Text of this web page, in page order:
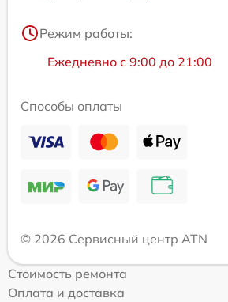
Режим работы:
Ежедневно с 9:00 до 21:00
Способы оплаты
© 2026 Сервисный центр ATN
Стоимость ремонта
Оплата и доставка